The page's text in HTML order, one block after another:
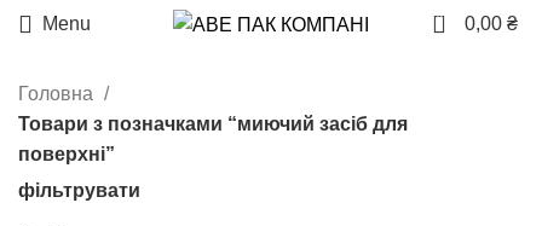
Menu 0 0,00 ₴
Головна
Товари з позначками “миючий засіб для
поверхні”
фільтрувати